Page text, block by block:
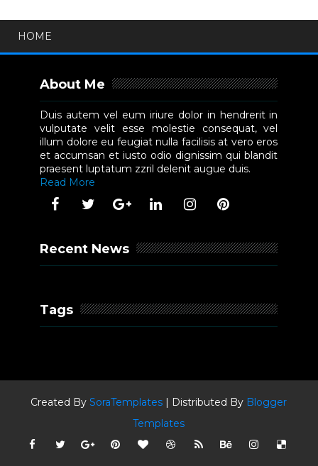
HOME
About Me
Duis autem vel eum iriure dolor in hendrerit in
vulputate velit esse molestie consequat, vel
illum dolore eu feugiat nulla facilisis at vero eros
et accumsan et iusto odio dignissim qui blandit
praesent luptatum zzril delenit augue duis.
Read More
Recent News
Tags
Created BySoraTemplates | Distributed By Blogger
Templates